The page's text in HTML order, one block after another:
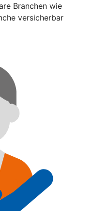
Branchen wie
versicherbar